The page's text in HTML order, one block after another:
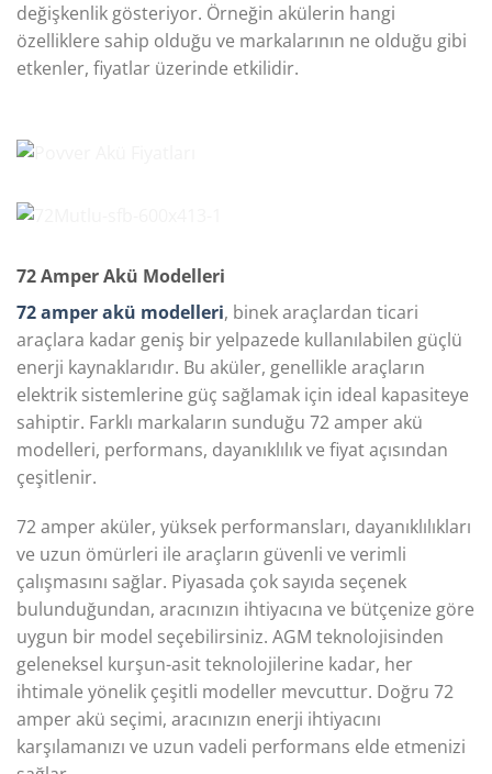
değişkenlik gösteriyor. Örneğin akülerin hangi
özelliklere sahip olduğu ve markalarının ne olduğu gibi
etkenler, fiyatlar üzerinde etkilidir.
72 Amper Akü Modelleri
72 amper akü modelleri, binek araçlardan ticari
araçlara kadar geniş bir yelpazede kullanılabilen güçlü
enerji kaynaklarıdır. Bu aküler, genellikle araçların
elektrik sistemlerine güç sağlamak için ideal kapasiteye
sahiptir. Farklı markaların sunduğu 72 amper akü
modelleri, performans, dayanıklılık ve fiyat açısından
çeşitlenir.
72 amper aküler, yüksek performansları, dayanıklılıkları
ve uzun ömürleri ile araçların güvenli ve verimli
çalışmasını sağlar. Piyasada çok sayıda seçenek
bulunduğundan, aracınızın ihtiyacına ve bütçenize göre
uygun bir model seçebilirsiniz. AGM teknolojisinden
geleneksel kurşun-asit teknolojilerine kadar, her
ihtimale yönelik çeşitli modeller mevcuttur. Doğru 72
amper akü seçimi, aracınızın enerji ihtiyacını
karşılamanızı ve uzun vadeli performans elde etmenizi